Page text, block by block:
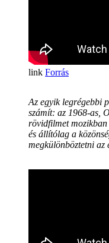
Forrás
Az egyik legrégebbi
számít: az 1968-as,
rövidfilmet
és állítólag a
megkülönböztetni az